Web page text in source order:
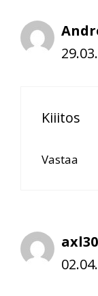
Kiiitos
Vastaa